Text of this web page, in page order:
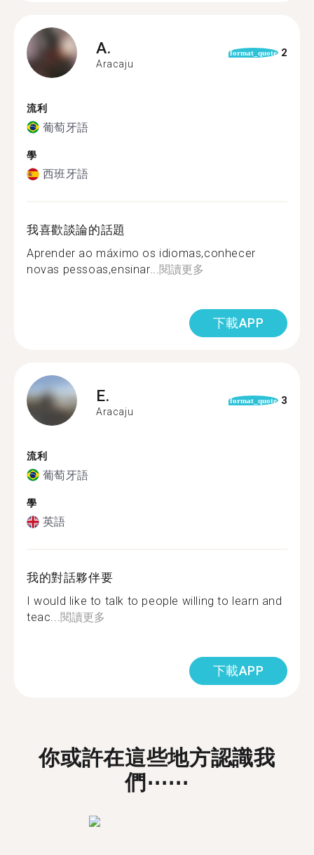
A.
Aracaju
format_quote 2
流利
葡萄牙語
學
西班牙語
我喜歡談論的話題
Aprender ao máximo os idiomas,conhecer
novas pessoas,ensinar...閱讀更多
下載APP
E.
Aracaju
format_quote 3
流利
葡萄牙語
學
英語
我的對話夥伴要
I would like to talk to people willing to learn and
teac...閱讀更多
下載APP
你或許在這些地方認識我
們⋯⋯